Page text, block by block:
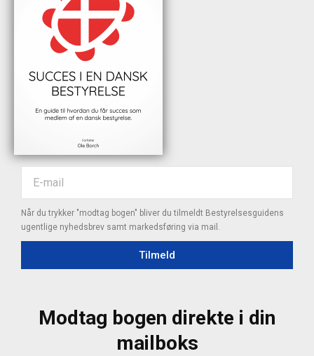
Når du trykker "modtag bogen" bliver du tilmeldt Bestyrelsesguidens
ugentlige nyhedsbrev samt markedsføring via mail.
Tilmeld
Modtag bogen direkte i din
mailboks